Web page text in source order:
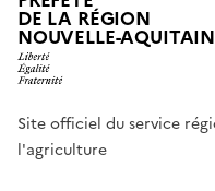
DE LA RÉGION
NOUVELLE-
Site officiel du service
l'agriculture